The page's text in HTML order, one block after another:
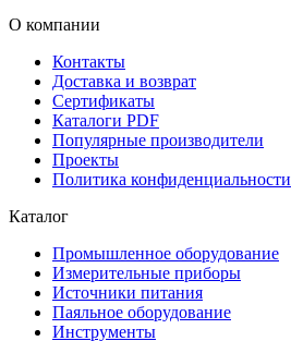
О компании
Контакты
Доставка и возврат
Сертификаты
Каталоги PDF
Популярные производители
Проекты
Политика конфиденциальности
Каталог
Промышленное оборудование
Измерительные приборы
Источники питания
Паяльное оборудование
Инструменты